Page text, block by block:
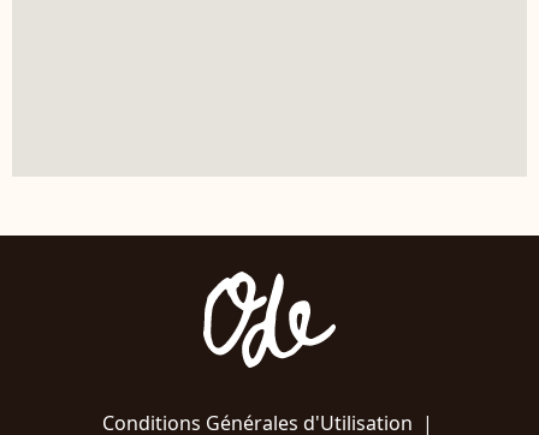
Conditions Générales d'Utilisation |